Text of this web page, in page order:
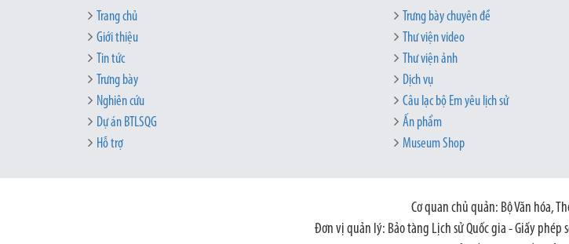
Trang chủ
Giới thiệu
Tin tức
Trưng bày
Nghiên cứu
Dự án BTLSQG
Hỗ trợ
Trưng bày chuyên đề
Thư viện video
Thư viện ảnh
Dịch vụ
Câu lạc bộ Em yêu lịch sử
Ấn phẩm
Museum Shop
Cơ quan chủ quản: Bộ Văn hóa,
Đơn vị quản lý: Bảo tàng Lịch sử Quốc gia - Giấy phép